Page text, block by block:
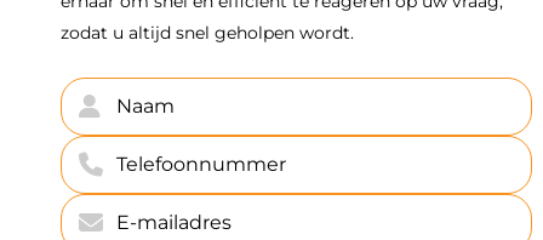
zodat u altijd snel geholpen wordt.